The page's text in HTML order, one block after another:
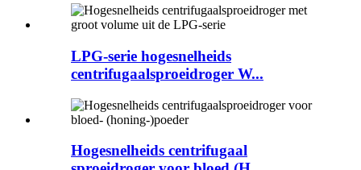
LPG-serie hogesnelheids
centrifugaalsproeidroger W...
Hogesnelheids centrifugaal